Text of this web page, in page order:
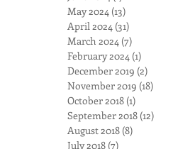
May 2024 (13)
April 2024 (31)
March 2024 (7)
February 2024 (1)
December 2019 (2)
November 2019 (18)
October 2018 (1)
September 2018 (12)
August 2018 (8)
July 2018 (7)